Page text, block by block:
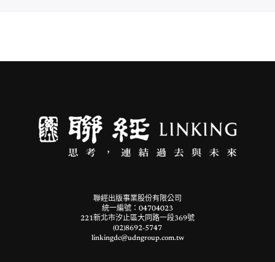
聯經出版事業股份有限公司
統一編號：04704023
221新北市汐止區大同路一段369號
(02)8692-5747
linkingdc@udngroup.com.tw